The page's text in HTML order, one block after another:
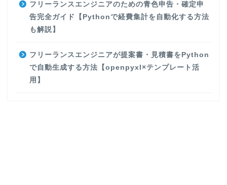
フリーランスエンジニアのための青色申告・確定申
告完全ガイド【Pythonで経費集計を自動化する方法
も解説】
フリーランスエンジニアが提案書・見積書をPython
で自動生成する方法【openpyxl×テンプレート活
用】